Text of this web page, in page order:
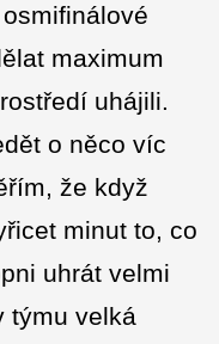
maximum
uhájili.
o něco víc
že když
minut to, co
uhrát velmi
týmu velká